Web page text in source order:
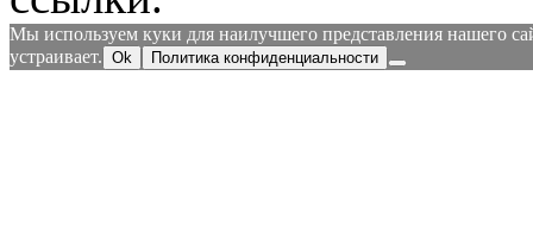
Мы используем куки для наилучшего представления нашего
устраивает. Ok Политика конфиденциальности